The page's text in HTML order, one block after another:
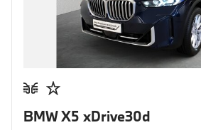
BMW X5 xDrive30d